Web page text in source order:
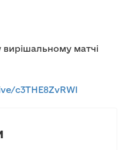
матчі
c3THE8ZvRWI